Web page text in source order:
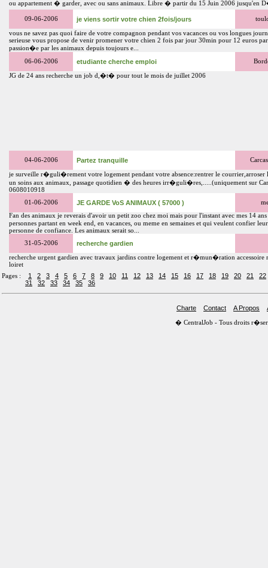
ou appartement � garder, avec ou sans animaux. Libre � partir du 15 Juin 2006 jusqu'en
09-06-2006 je viens sortir votre chien 2fois/jours
vous ne savez pas quoi faire de votre compagnon pendant vos vacances ou vos longues
serieuse vous propose de venir promener votre chien 2 fois par jour 30min pour 12 euros
passion�e par les animaux depuis toujours e...
06-06-2006
etudiante cherche emploi
JG de 24 ans recherche un job d,�t� pour tout le mois de juillet 2006
04-06-2006 Partez tranquille
je surveille r�guli�rement votre logement pendant votre absence:rentrer le courrier,arroser
un soins aux animaux, passage quotidien � des heures irr�guli�res,.....(uniquement sur
0608010918
01-06-2006
JE GARDE VoS ANIMAUX ( 57000 )
Fan des animaux je reverais d'avoir un petit zoo chez moi mais pour l'instant avec mes 14 ans
personnes partant en week end, en vacances, ou meme en semaines et qui veulent confier
personne de confiance. Les animaux serait so...
31-05-2006
recherche gardien
recherche urgent gardien avec travaux jardins contre logement et r�mun�ration accessoire
loiret
Pages : 1 2 3 4 5 6 7 8 9 10 11 12 13 14 15 16 17 18 19 20 21
22
31
32 33 34 35 36
Charte Contact A Propos
� CentralJob - Tous droits